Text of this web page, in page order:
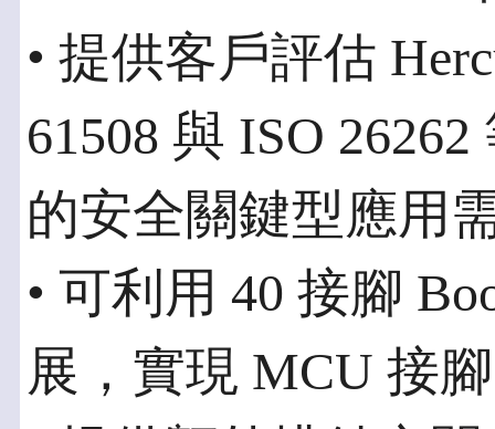
• 提供客戶評估
61508 與 ISO
的安全關鍵型應用
• 可利用 40 接腳
展，實現 MCU 接